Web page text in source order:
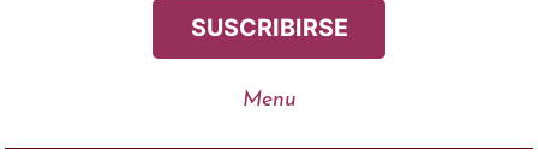
SUSCRIBIRSE